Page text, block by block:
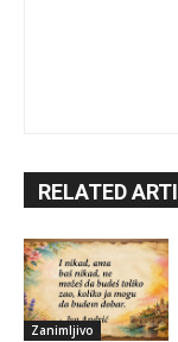
RELATED
Zanimljivo